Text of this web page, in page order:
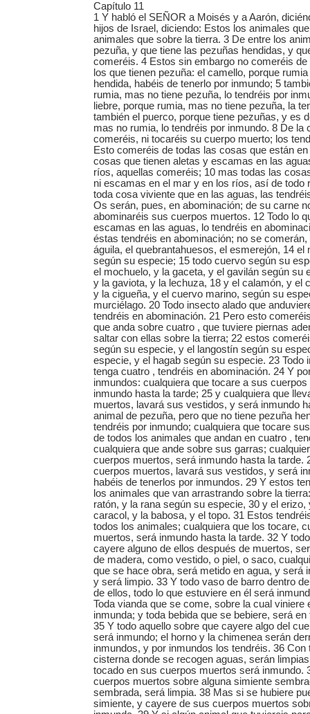
Capítulo 11
1 Y habló el SEÑOR a Moisés y a Aarón,
hijos de Israel, diciendo: Estos los animales
animales que sobre la tierra. 3 De entre los
pezuña, y que tiene las pezuñas hendidas, y
comeréis. 4 Estos sin embargo no comeréis
los que tienen pezuña: el camello, porque
hendida, habéis de tenerlo por inmundo; 5
rumia, mas no tiene pezuña, lo tendréis por
liebre, porque rumia, mas no tiene pezuña, la
también el puerco, porque tiene pezuñas, y es
mas no rumia, lo tendréis por inmundo. 8 De la
comeréis, ni tocaréis su cuerpo muerto; los
Esto comeréis de todas las cosas que están
cosas que tienen aletas y escamas en las
ríos, aquellas comeréis; 10 mas todas las
ni escamas en el mar y en los ríos, así de todo
toda cosa viviente que en las aguas, las
Os serán, pues, en abominación; de su carne
abominaréis sus cuerpos muertos. 12 Todo lo
escamas en las aguas, lo tendréis en
éstas tendréis en abominación; no se
águila, el quebrantahuesos, el esmerejón, 14 el
según su especie; 15 todo cuervo según su
el mochuelo, y la gaceta, y el gavilán según su
y la gaviota, y la lechuza, 18 y el calamón, y el
y la cigueña, y el cuervo marino, según su
murciélago. 20 Todo insecto alado que
tendréis en abominación. 21 Pero esto
que anda sobre cuatro , que tuviere piernas
saltar con ellas sobre la tierra; 22 estos
según su especie, y el langostín según su
especie, y el hagab según su especie. 23 Todo
tenga cuatro , tendréis en abominación. 24 Y
inmundos: cualquiera que tocare a sus
inmundo hasta la tarde; 25 y cualquiera que
muertos, lavará sus vestidos, y será inmundo
animal de pezuña, pero que no tiene pezuña
tendréis por inmundo; cualquiera que tocare
de todos los animales que andan en cuatro ,
cualquiera que ande sobre sus garras;
cuerpos muertos, será inmundo hasta la tarde.
cuerpos muertos, lavará sus vestidos, y será
habéis de tenerlos por inmundos. 29 Y estos
los animales que van arrastrando sobre la
ratón, y la rana según su especie, 30 y el erizo,
caracol, y la babosa, y el topo. 31 Estos
todos los animales; cualquiera que los tocare,
muertos, será inmundo hasta la tarde. 32 Y
cayere alguno de ellos después de muertos,
de madera, como vestido, o piel, o saco,
que se hace obra, será metido en agua, y será
y será limpio. 33 Y todo vaso de barro dentro
de ellos, todo lo que estuviere en él será
Toda vianda que se come, sobre la cual viniere
inmunda; y toda bebida que se bebiere, será
35 Y todo aquello sobre que cayere algo del
será inmundo; el horno y la chimenea serán
inmundos, y por inmundos los tendréis. 36 Con
cisterna donde se recogen aguas, serán
tocado en sus cuerpos muertos será inmundo.
cuerpos muertos sobre alguna simiente
sembrada, será limpia. 38 Mas si se hubiere
simiente, y cayere de sus cuerpos muertos